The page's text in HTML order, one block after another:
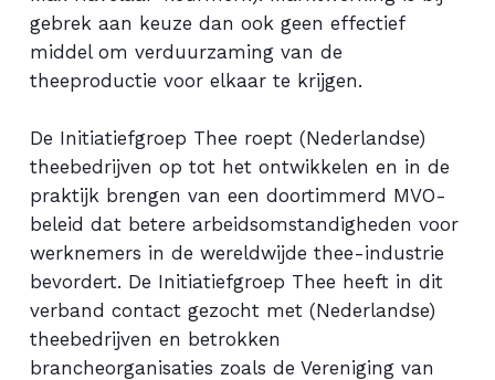
gebrek aan keuze dan ook geen effectief
middel om verduurzaming van de
theeproductie voor elkaar te krijgen.
De Initiatiefgroep Thee roept (Nederlandse)
theebedrijven op tot het ontwikkelen en in de
praktijk brengen van een doortimmerd MVO-
beleid dat betere arbeidsomstandigheden voor
werknemers in de wereldwijde thee-industrie
bevordert. De Initiatiefgroep Thee heeft in dit
verband contact gezocht met (Nederlandse)
theebedrijven en betrokken
brancheorganisaties zoals de Vereniging van